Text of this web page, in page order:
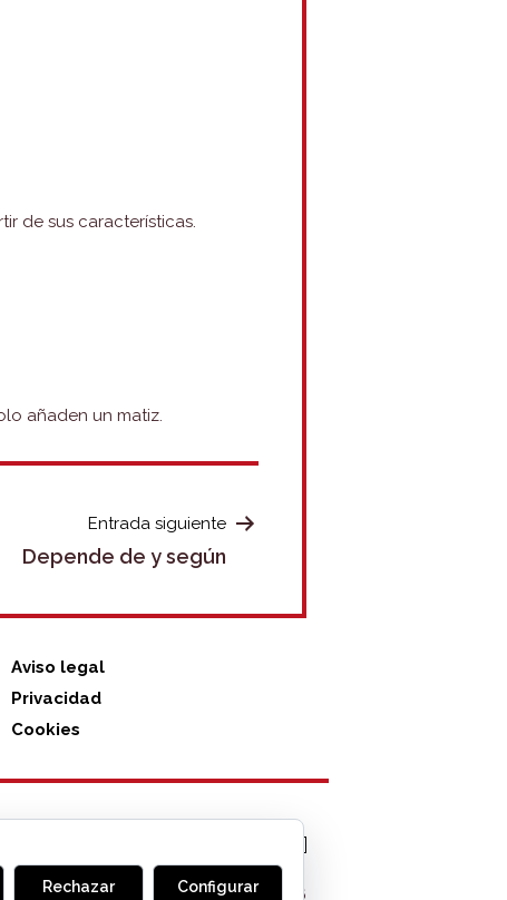
de sus características.
añaden un matiz.
Entrada siguiente
Depende de y según
Aviso legal
Privacidad
Cookies
MONOGLIFO , 2026
Rechazar Configurar